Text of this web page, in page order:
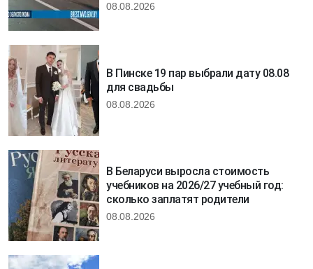
08.08.2026
В Пинске 19 пар выбрали дату 08.08
для свадьбы
08.08.2026
В Беларуси выросла стоимость
учебников на 2026/27 учебный год:
сколько заплатят родители
08.08.2026